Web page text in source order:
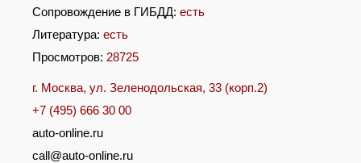
Сопровождение в ГИБДД: есть
Литература: есть
Просмотров: 28725
г. Москва, ул. Зеленодольская, 33 (корп.2)
+7 (495) 666 30 00
auto-online.ru
call@auto-online.ru